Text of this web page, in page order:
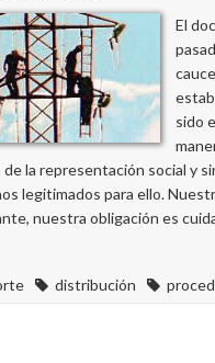
El
sido
la representación social y
legitimados para ello.
nuestra obligación es
distribución